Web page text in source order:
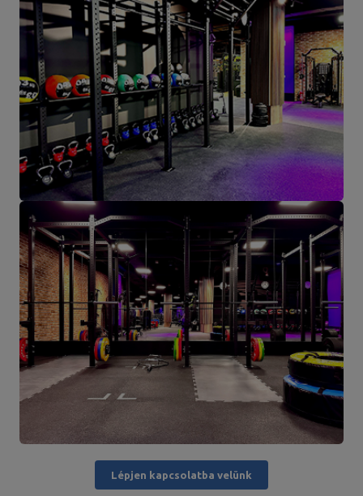
Lépjen kapcsolatba velünk